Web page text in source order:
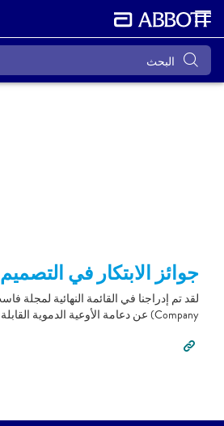
جوائز الابتكار في التصميم
Company) عن دعامة الأوعية الدموية القابلة للامتصاص الحيوي.